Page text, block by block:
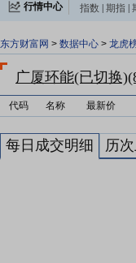
行情中心 指数 期指
东方财富网 > 数据中心 > 龙虎
广厦环能(已切换
代码 名称 最新价
每日成交明细 历